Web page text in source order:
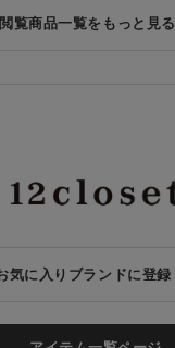
気に入りブランドに登録
閲覧商品一覧をもっと見る